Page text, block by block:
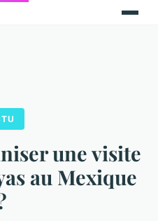
une visite
au Mexique